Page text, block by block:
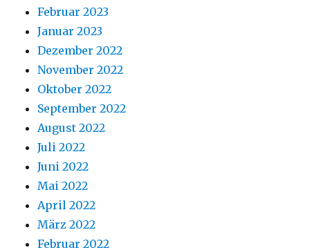
Februar 2023
Januar 2023
Dezember 2022
November 2022
Oktober 2022
September 2022
August 2022
Juli 2022
Juni 2022
Mai 2022
April 2022
März 2022
Februar 2022